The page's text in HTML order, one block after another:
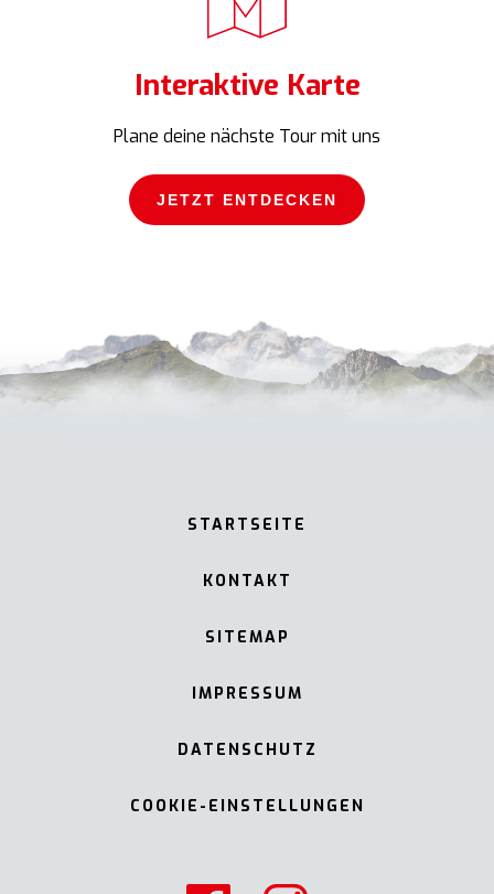
Interaktive Karte
Plane deine nächste Tour mit uns
JETZT ENTDECKEN
STARTSEITE
KONTAKT
SITEMAP
IMPRESSUM
DATENSCHUTZ
COOKIE-EINSTELLUNGEN